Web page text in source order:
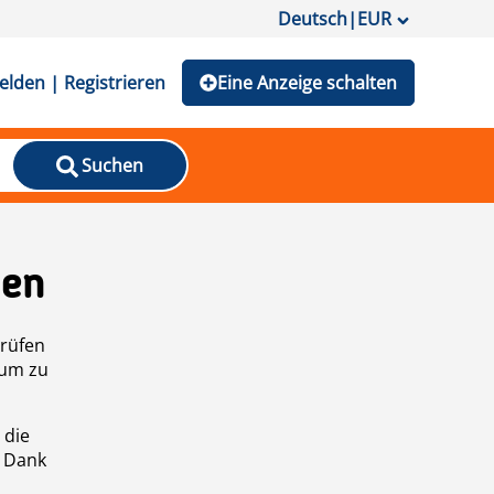
Deutsch|EUR
| Registrieren Eine Anzeige schalten
Suchen
zu
die